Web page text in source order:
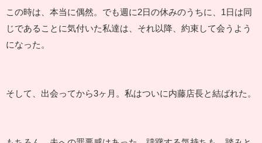
この時は、本当に偶然。でも週に2日の休みのうちに、1日は同
じであることに気付いた私達は、それ以降、約束して会うよう
になった。
そして、出会ってから3ヶ月。私はついに内藤店長と結ばれた。